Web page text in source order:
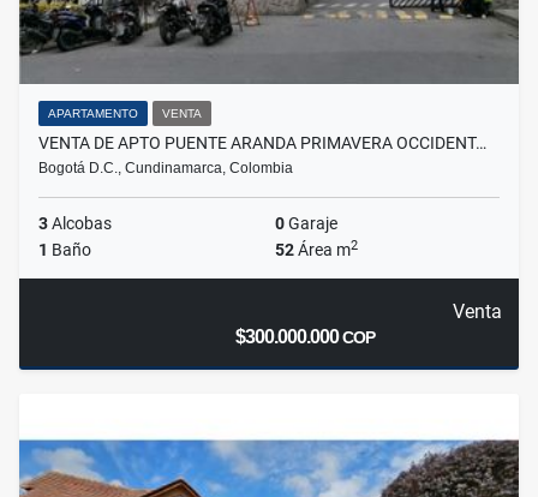
APARTAMENTO VENTA
VENTA DE APTO PUENTE ARANDA PRIMAVERA OCCIDENT…
Bogotá D.C., Cundinamarca, Colombia
3Alcobas 0Garaje
1 Baño 52Área m2
Venta
$300.000.000COP